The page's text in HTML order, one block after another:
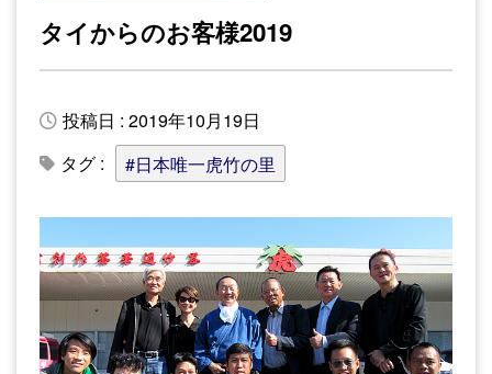
タイからのお客様2019
投稿日 : 2019年10月19日
タグ :
#日本唯一虎竹の里